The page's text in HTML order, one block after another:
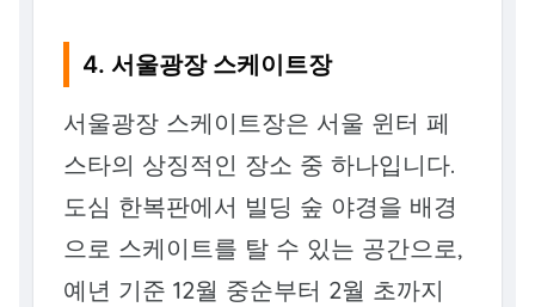
4. 서울광장 스케이트장
서울광장 스케이트장은 서울 윈터 페
스타의 상징적인 장소 중 하나입니다.
도심 한복판에서 빌딩 숲 야경을 배경
으로 스케이트를 탈 수 있는 공간으로,
예년 기준 12월 중순부터 2월 초까지